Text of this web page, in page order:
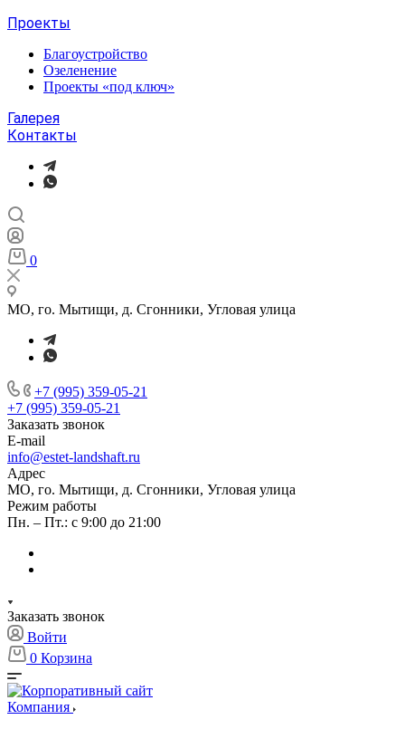
Проекты
Благоустройство
Озеленение
Проекты «под ключ»
Галерея
Контакты
0
МО, го. Мытищи, д. Сгонники, Угловая улица
+7 (995) 359-05-21
+7 (995) 359-05-21
Заказать звонок
E-mail
info@estet-landshaft.ru
Адрес
МО, го. Мытищи, д. Сгонники, Угловая улица
Режим работы
Пн. – Пт.: с 9:00 до 21:00
Заказать звонок
Войти
0 Корзина
Компания